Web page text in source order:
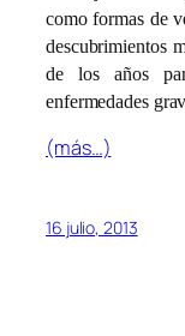
como formas de
descubrimientos
de los años
enfermedades
(más…)
16 julio, 2013